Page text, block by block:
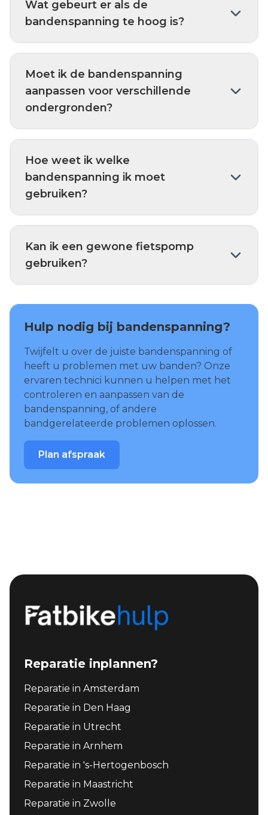
Wat gebeurt er als de
bandenspanning te hoog is?
Moet ik de bandenspanning
aanpassen voor verschillende
ondergronden?
Hoe weet ik welke
bandenspanning ik moet
gebruiken?
Kan ik een gewone fietspomp
gebruiken?
Hulp nodig bij bandenspanning?
Twijfelt u over de juiste bandenspanning of
heeft u problemen met uw banden? Onze
ervaren technici kunnen u helpen met het
controleren en aanpassen van de
bandenspanning, of andere
bandgerelateerde problemen oplossen.
Plan afspraak
Reparatie inplannen?
Reparatie in Amsterdam
Reparatie in Den Haag
Reparatie in Utrecht
Reparatie in Arnhem
Reparatie in 's-Hertogenbosch
Reparatie in Maastricht
Reparatie in Zwolle